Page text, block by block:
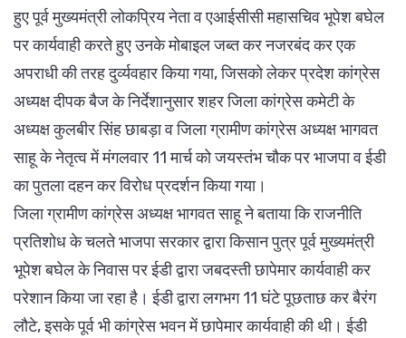
हुए पूर्व मुख्यमंत्री लोकप्रिय नेता व एआईसीसी महासचिव भूपेश बघेल
पर कार्यवाही करते हुए उनके मोबाइल जब्त कर नजरबंद कर एक
अपराधी की तरह दुर्व्यवहार किया गया, जिसको लेकर प्रदेश कांग्रेस
अध्यक्ष दीपक बैज के निर्देशानुसार शहर जिला कांग्रेस कमेटी के
अध्यक्ष कुलबीर सिंह छाबड़ा व जिला ग्रामीण कांग्रेस अध्यक्ष भागवत
साहू के नेतृत्व में मंगलवार 11 मार्च को जयस्तंभ चौक पर भाजपा व ईडी
का पुतला दहन कर विरोध प्रदर्शन किया गया।
जिला ग्रामीण कांग्रेस अध्यक्ष भागवत साहू ने बताया कि राजनीति
प्रतिशोध के चलते भाजपा सरकार द्वारा किसान पुत्र पूर्व मुख्यमंत्री
भूपेश बघेल के निवास पर ईडी द्वारा जबदस्ती छापेमार कार्यवाही कर
परेशान किया जा रहा है। ईडी द्वारा लगभग 11 घंटे पूछताछ कर बैरंग
लौटे, इसके पूर्व भी कांग्रेस भवन में छापेमार कार्यवाही की थी। ईडी